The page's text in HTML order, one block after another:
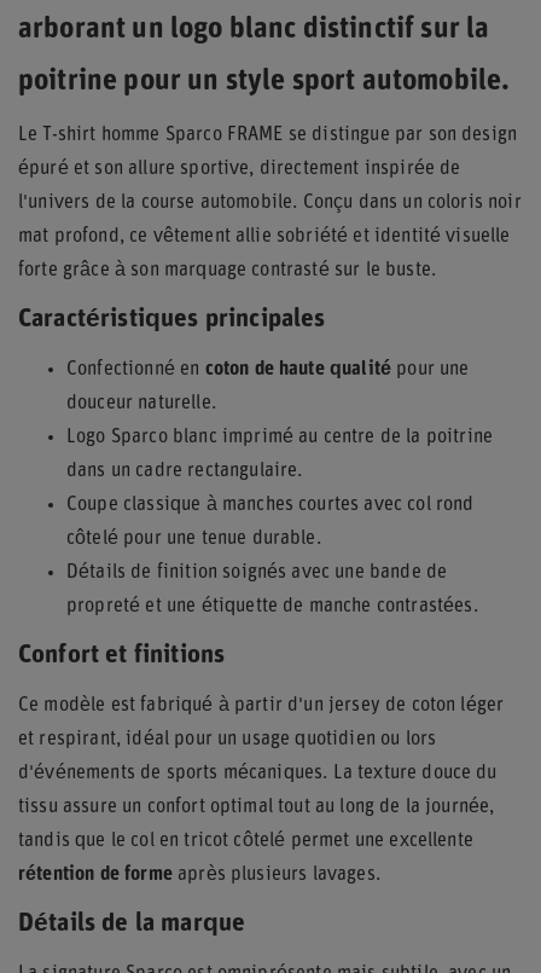
arborant un logo blanc distinctif sur la
poitrine pour un style sport automobile.
Le T-shirt homme Sparco FRAME se distingue par son design
épuré et son allure sportive, directement inspirée de
l'univers de la course automobile. Conçu dans un coloris noir
mat profond, ce vêtement allie sobriété et identité visuelle
forte grâce à son marquage contrasté sur le buste.
Caractéristiques principales
Confectionné en coton de haute qualité pour une
douceur naturelle.
Logo Sparco blanc imprimé au centre de la poitrine
dans un cadre rectangulaire.
Coupe classique à manches courtes avec col rond
côtelé pour une tenue durable.
Détails de finition soignés avec une bande de
propreté et une étiquette de manche contrastées.
Confort et finitions
Ce modèle est fabriqué à partir d'un jersey de coton léger
et respirant, idéal pour un usage quotidien ou lors
d'événements de sports mécaniques. La texture douce du
tissu assure un confort optimal tout au long de la journée,
tandis que le col en tricot côtelé permet une excellente
rétention de formeaprès plusieurs lavages.
Détails de la marque